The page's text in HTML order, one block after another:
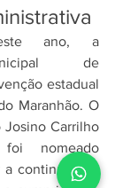
ano, a
de
estadual
Maranhão. O
Carrilho
nomeado
a continuidade